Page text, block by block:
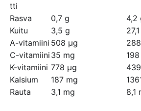
tti
Rasva 0,7 g
4,2
Kuitu
3,5 g
A-vitamiini 508 µg
C-vitamiini 35 mg
K-vitamiini 778 µg
Kalsium
187 mg
Rauta
3,1 mg 8,1